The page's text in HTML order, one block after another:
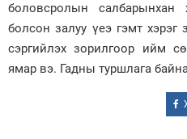
боловсролын
болсон залуу үеэ гэмт хэрэг
сэргийлэх зорилгоор ийм
ямар вэ. Гадны туршлага